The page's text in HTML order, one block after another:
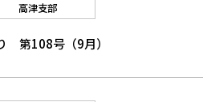
高津支部
第108号（9月）